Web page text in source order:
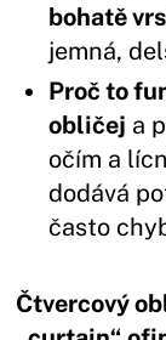
bohatě
jemná,
Proč to
obličej a
očím a
dodává
často
Čtvercový